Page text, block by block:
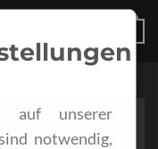
auf unserer
notwendig,